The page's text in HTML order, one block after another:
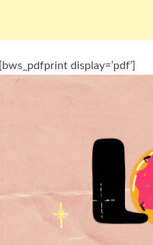
[bws_pdfprint display=’pdf’]